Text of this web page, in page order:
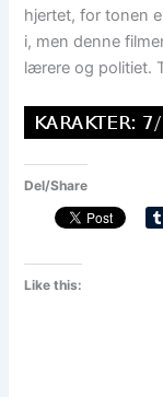
hjertet, for tonen
i, men denne
lærere og politiet.
Del/Share
Like this: